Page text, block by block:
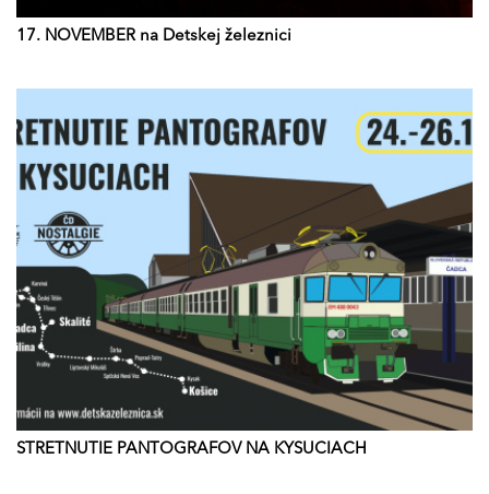
17. NOVEMBER na Detskej železnici
STRETNUTIE PANTOGRAFOV NA KYSUCIACH